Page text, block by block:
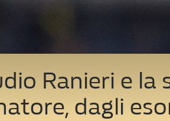
Ranieri e la
dagli